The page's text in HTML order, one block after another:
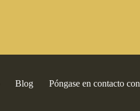
Blog Póngase en contacto con